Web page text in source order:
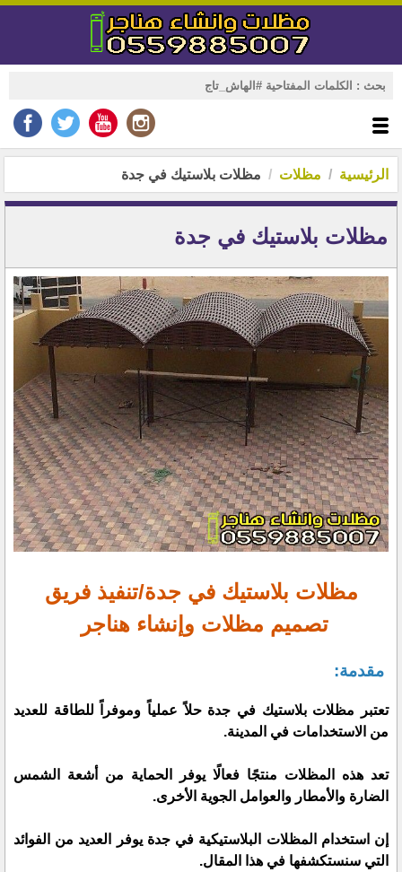
الرئيسية مظلات مظلات بلاستيك في جدة
مظلات بلاستيك في جدة
مظلات بلاستيك في جدة/تنفيذ فريق
تصميم مظلات وإنشاء هناجر
مقدمة:
تعتبر مظلات بلاستيك في جدة حلاً عملياً وموفراً للطاقة للعديد
من الاستخدامات في المدينة.
تعد هذه المظلات منتجًا فعالًا يوفر الحماية من أشعة الشمس
الضارة والأمطار والعوامل الجوية الأخرى.
إن استخدام المظلات البلاستيكية في جدة يوفر العديد من الفوائد
التي سنستكشفها في هذا المقال.